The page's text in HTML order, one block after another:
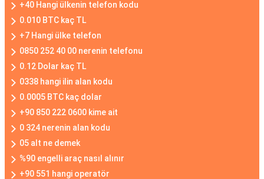
+40 Hangi ülkenin telefon kodu
0.010 BTC kaç TL
+7 Hangi ülke telefon
0850 252 40 00 nerenin telefonu
0.12 Dolar kaç TL
0338 hangi ilin alan kodu
0.0005 BTC kaç dolar
+90 850 222 0600 kime ait
0 324 nerenin alan kodu
05 alt ne demek
%90 engelli araç nasıl alınır
+90 551 hangi operatör